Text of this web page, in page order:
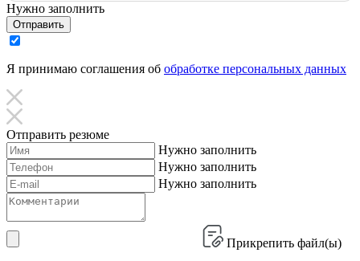
Нужно заполнить
Отправить
Я принимаю соглашения об обработке персональных данных
Отправить резюме
Нужно заполнить
Нужно заполнить
Нужно заполнить
Прикрепить файл(ы)